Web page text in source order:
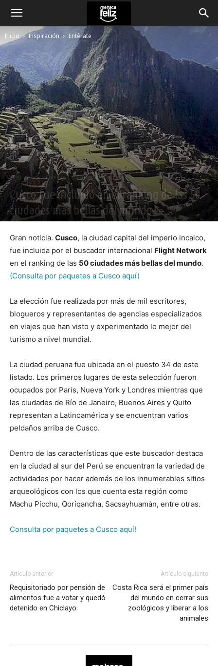
Inicio Inspiración Entérate
Inspiración Entérate Destinos Sudamérica
Cusco fue incluido en el ranking de las 50
ciudades más bellas del mundo
Gran noticia. Cusco, la ciudad capital del imperio incaico,
fue incluida por el buscador internacional Flight Network
en el ranking de las 50 ciudades más bellas del mundo.
(Consulta por paquetes a Cusco aquí)
La elección fue realizada por más de mil escritores,
blogueros y representantes de agencias especializados
en viajes que han visto y experimentado lo mejor del
turismo a nivel mundial.
La ciudad peruana fue ubicada en el puesto 34 de este
listado. Los primeros lugares de esta selección fueron
ocupados por París, Nueva York y Londres mientras que
las ciudades de Río de Janeiro, Buenos Aires y Quito
representan a Latinoamérica y se encuentran varios
peldaños arriba de Cusco.
Dentro de las características que este buscador destaca
en la ciudad al sur del Perú se encuentran la variedad de
actividades por hacer además de los innumerables sitios
arqueológicos con los que cuenta esta región como
Machu Picchu, Qoriqancha, Sacsayhuamán, entre otras.
Consulta por paquetes a Cusco aquí!
Artículo anterior
Requisitoriado por pensión de
alimentos fue a votar y quedó
detenido en Chiclayo
Artículo siguiente
Costa Rica será el primer país
del mundo en cerrar sus
zoológicos y liberar a los
animales